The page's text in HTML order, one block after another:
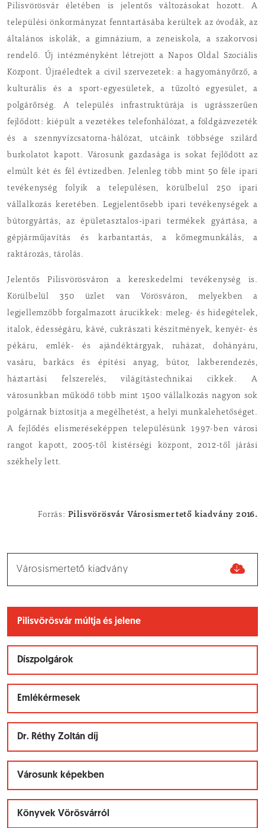
Pilisvörösvár életében is jelentős változásokat hozott. A
települési önkormányzat fenntartásába kerültek az óvodák, az
általános iskolák, a gimnázium, a zeneiskola, a szakorvosi
rendelő. Új intézményként létrejött a Napos Oldal Szociális
Központ. Újraéledtek a civil szervezetek: a hagyományőrző, a
kulturális és a sport-egyesületek, a tűzoltó egyesület, a
polgárőrség. A település infrastruktúrája is ugrásszerűen
fejlődött: kiépült a vezetékes telefonhálózat, a földgázvezeték
és a szennyvízcsatorna-hálózat, utcáink többsége szilárd
burkolatot kapott. Városunk gazdasága is sokat fejlődött az
elmúlt két és fél évtizedben. Jelenleg több mint 50 féle ipari
tevékenység folyik a településen, körülbelül 250 ipari
vállalkozás keretében. Legjelentősebb ipari tevékenységek a
bútorgyártás, az épületasztalos-ipari termékek gyártása, a
gépjárműjavítás és karbantartás, a kőmegmunkálás, a
raktározás, tárolás.
Jelentős Pilisvörösváron a kereskedelmi tevékenység is.
Körülbelül 350 üzlet van Vörösváron, melyekben a
legjellemzőbb forgalmazott árucikkek: meleg- és hidegételek,
italok, édességáru, kávé, cukrászati készítmények, kenyér- és
pékáru, emlék- és ajándéktárgyak, ruházat, dohányáru,
vasáru, barkács és építési anyag, bútor, lakberendezés,
háztartási felszerelés, világítástechnikai cikkek. A
városunkban működő több mint 1500 vállalkozás nagyon sok
polgárnak biztosítja a megélhetést, a helyi munkalehetőséget.
A fejlődés elismeréseképpen településünk 1997-ben városi
rangot kapott, 2005-től kistérségi központ, 2012-től járási
székhely lett.
Forrás: Pilisvörösvár Városismertető kiadvány 2016.
Városismertető kiadvány
Pilisvörösvár múltja és jelene
Díszpolgárok
Emlékérmesek
Dr. Réthy Zoltán díj
Városunk képekben
Könyvek Vörösvárról